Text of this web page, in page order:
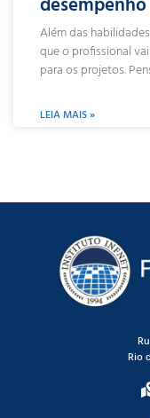
desempenho
Além das
que o profissional
para os projetos.
LEIA MAIS »
Rio